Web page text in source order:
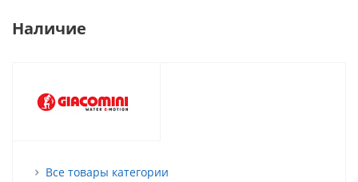
Наличие
Все товары категории